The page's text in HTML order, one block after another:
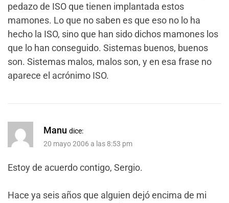
pedazo de ISO que tienen implantada estos
mamones. Lo que no saben es que eso no lo ha
hecho la ISO, sino que han sido dichos mamones los
que lo han conseguido. Sistemas buenos, buenos
son. Sistemas malos, malos son, y en esa frase no
aparece el acrónimo ISO.
Manu dice:
20 mayo 2006 a las 8:53 pm
Estoy de acuerdo contigo, Sergio.
Hace ya seis años que alguien dejó encima de mi